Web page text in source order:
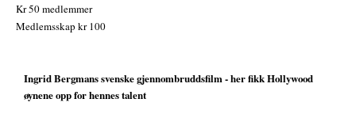
Kr 50 medlemmer
Medlemsskap kr 100
Ingrid Bergmans svenske gjennombruddsfilm - her fikk Hollywood
øynene opp for hennes talent